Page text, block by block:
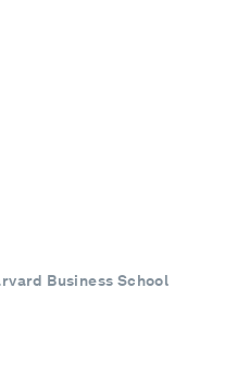
Business School